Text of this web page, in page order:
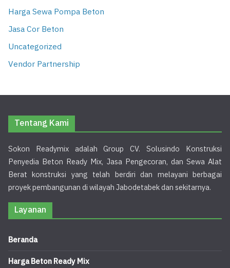
Harga Sewa Pompa Beton
Jasa Cor Beton
Uncategorized
Vendor Partnership
Tentang Kami
Sokon Readymix adalah Group CV. Solusindo Konstruksi
Penyedia Beton Ready Mix, Jasa Pengecoran, dan Sewa Alat
Berat konstruksi yang telah berdiri dan melayani berbagai
proyek pembangunan di wilayah Jabodetabek dan sekitarnya.
Layanan
Beranda
Harga Beton Ready Mix